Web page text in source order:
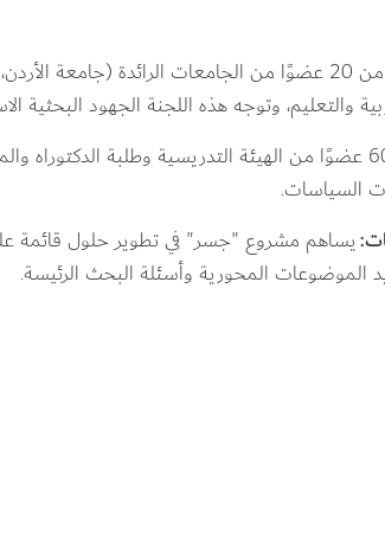
تشكّلت من 20 عضوًا من الجامعات الرائدة (جامعة
والتعليم، وتوجه هذه اللجنة الجهود البحثية
نُظِّم بمشاركة 60 عضوًا من الهيئة التدريسية وطلبة
السياسات.
يساهم مشروع "جسر" في تطوير حلول قائمة
الموضوعات المحورية وأسئلة البحث الرئيسة.